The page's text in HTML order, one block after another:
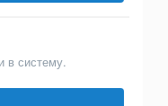
в систему.